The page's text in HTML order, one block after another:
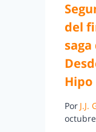
del
saga
Hipo
Por J.J.